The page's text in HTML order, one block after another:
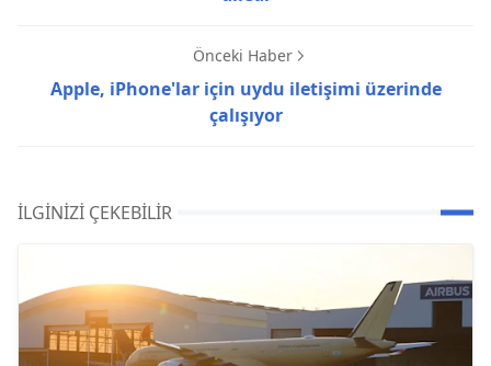
Önceki Haber
Apple, iPhone'lar için uydu iletişimi üzerinde
çalışıyor
İLGINIZI ÇEKEBILIR